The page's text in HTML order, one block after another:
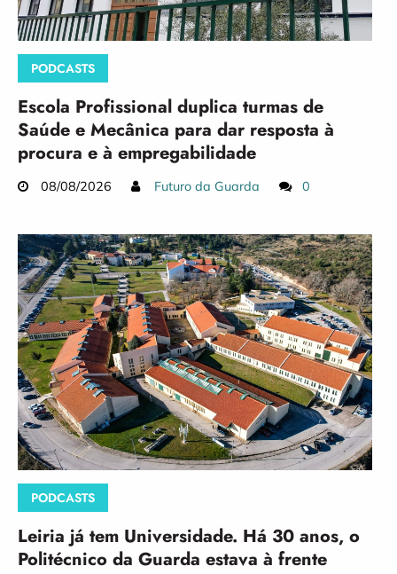
PODCASTS
Escola Profissional duplica turmas de
Saúde e Mecânica para dar resposta à
procura e à empregabilidade
08/08/2026 Futuro da Guarda 0
PODCASTS
Leiria já tem Universidade. Há 30 anos, o
Politécnico da Guarda estava à frente